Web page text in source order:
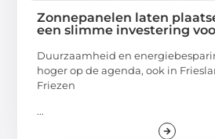
Zonnepanelen laten
een slimme investering
Duurzaamheid en
hoger op de agenda, ook in
Friezen
...